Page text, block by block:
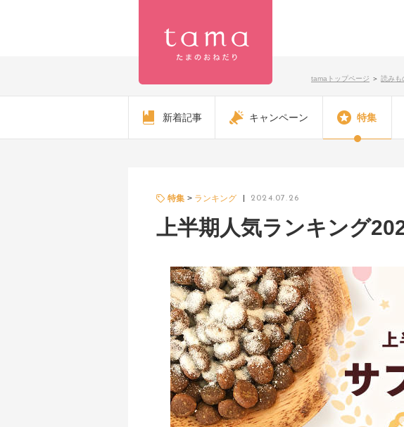
【公式】プ
レミアムキ
ド専門店
「たまのお
ねだり
（tama）」
｜初回送料
無料
tamaトップページ ＞ 読みも
新着記事 キャンペーン 特集
特集 ランキング 2024.07.26
上半期人気ランキング